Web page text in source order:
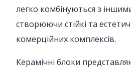
легко комбінуються з
створюючи стійкі та
комерційних комплексів.
Керамічні блоки